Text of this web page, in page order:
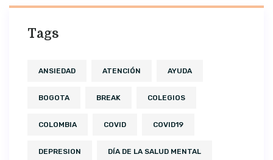
Tags
ANSIEDAD ATENCIÓN AYUDA
BOGOTA BREAK COLEGIOS
COLOMBIA COVID COVID19
DEPRESION DÍA DE LA SALUD MENTAL